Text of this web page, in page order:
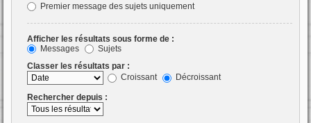
Premier message des sujets uniquement
Afficher les résultats sous forme de :
Messages
Sujets
Classer les résultats par :
Croissant
Décroissant
Rechercher depuis :